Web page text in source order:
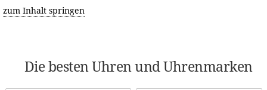
zum Inhalt springen
Die besten Uhren und Uhrenmarken